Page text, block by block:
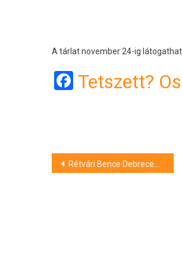
A tárlat november 24-ig
Facebook
Tetszett?
Bejegyzés
Rétvári Bence Debrecenben: a költségvetés 330 milliárd forintos többlettel számol az egészségügy terén 2025-ben